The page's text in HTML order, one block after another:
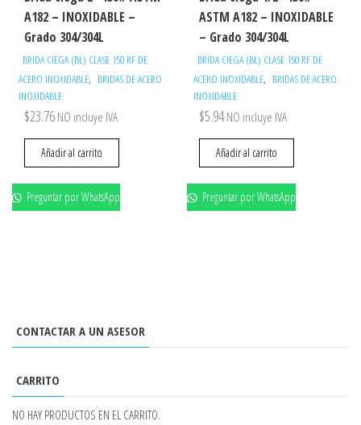
A182 – INOXIDABLE –
Grado 304/304L
BRIDA CIEGA (BL) CLASE 150 RF DE
ACERO INOXIDABLE, BRIDAS DE ACERO
INOXIDABLE
$23.76 NO incluye IVA
Añadir al carrito
Preguntar por WhatsApp
ASTM A182 – INOXIDABLE
– Grado 304/304L
BRIDA CIEGA (BL) CLASE 150 RF DE
ACERO INOXIDABLE, BRIDAS DE ACERO
INOXIDABLE
$5.94NO incluye IVA
Añadir al carrito
Preguntar por WhatsApp
CONTACTAR A UN ASESOR
CARRITO
NO HAY PRODUCTOS EN EL CARRITO.